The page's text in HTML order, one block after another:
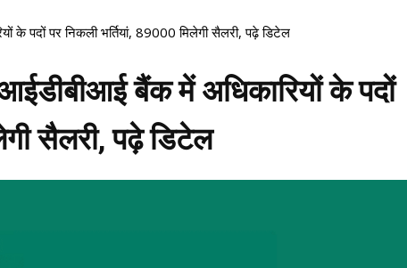
पदों पर निकली भर्तियां, 89000 मिलेगी सैलरी, पढ़े डिटेल
बैंक में अधिकारियों के पदों
सैलरी, पढ़े डिटेल